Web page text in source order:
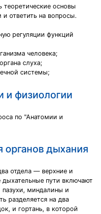
теоретические основы
ответить на вопросы.
регуляции функций
человека;
слуха;
системы;
и физиологии
по "Анатомии и
органов дыхания
отдела — верхние и
пути включают
миндалины и
разделяется на два
и гортань, в которой